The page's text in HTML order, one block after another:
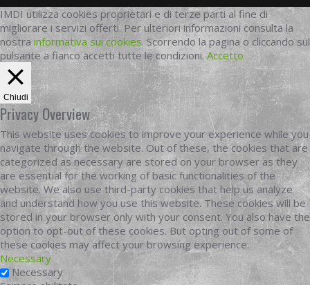
IMDI utilizza cookies proprietari e di terze parti al fine di
migliorare i servizi offerti. Per ulteriori informazioni consulta la
nostrainformativa sui cookies. Scorrendo la pagina o cliccando sul
pulsante a fianco accetti tutte le condizioni.Accetto
Chiudi
Privacy Overview
This website uses cookies to improve your experience while you
navigate through the website. Out of these, the cookies that are
categorized as necessary are stored on your browser as they
are essential for the working of basic functionalities of the
website. We also use third-party cookies that help us analyze
and understand how you use this website. These cookies will be
stored in your browser only with your consent. You also have the
option to opt-out of these cookies. But opting out of some of
these cookies may affect your browsing experience.
Necessary
Necessary